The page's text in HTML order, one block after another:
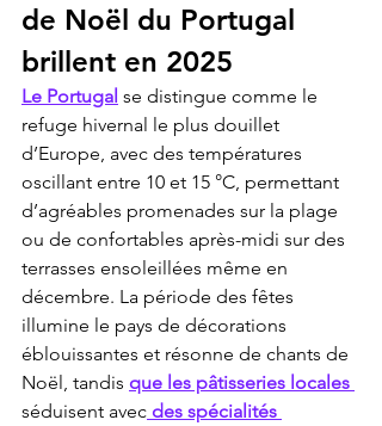
de Noël du Portugal
brillent en 2025
Le Portugal se distingue comme le
refuge hivernal le plus douillet
d’Europe, avec des températures
oscillant entre 10 et 15 °C, permettant
d’agréables promenades sur la plage
ou de confortables après-midi sur des
terrasses ensoleillées même en
décembre. La période des fêtes
illumine le pays de décorations
éblouissantes et résonne de chants de
Noël, tandis que les pâtisseries locales
séduisent avec des spécialités